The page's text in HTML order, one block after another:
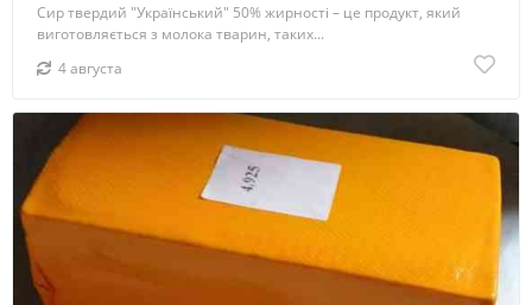
Сир твердий "Український" 50% жирності – це продукт, який
виготовляється з молока тварин, таких...
4 августа